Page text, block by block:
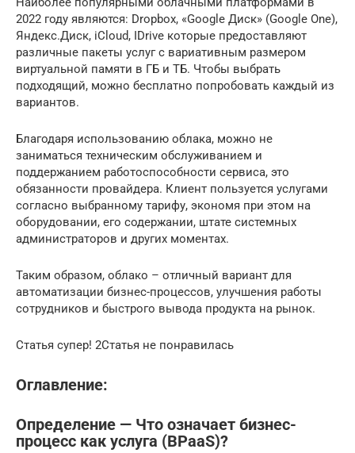
2022 году являются: Dropbox, «Google Диск» (Google One),
Яндекс.Диск, iCloud, IDrive которые предоставляют
различные пакеты услуг с вариативным размером
виртуальной памяти в ГБ и ТБ. Чтобы выбрать
подходящий, можно бесплатно попробовать каждый из
вариантов.
Благодаря использованию облака, можно не
заниматься техническим обслуживанием и
поддержанием работоспособности сервиса, это
обязанности провайдера. Клиент пользуется услугами
согласно выбранному тарифу, экономя при этом на
оборудовании, его содержании, штате системных
администраторов и других моментах.
Таким образом, облако – отличный вариант для
автоматизации бизнес-процессов, улучшения работы
сотрудников и быстрого вывода продукта на рынок.
Статья супер! 2Статья не понравилась
Оглавление:
Определение — Что означает бизнес-
процесс как услуга (BPaaS)?